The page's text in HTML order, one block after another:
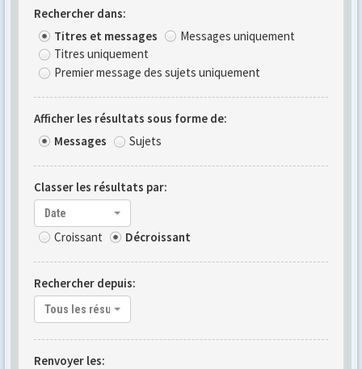
Rechercher dans:
Titres et messages
Messages uniquement
Titres uniquement
Premier message des sujets uniquement
Afficher les résultats sous forme de:
Messages
Sujets
Classer les résultats par:
Date
Croissant Décroissant
Rechercher depuis:
Tous les résultats
Renvoyer les: